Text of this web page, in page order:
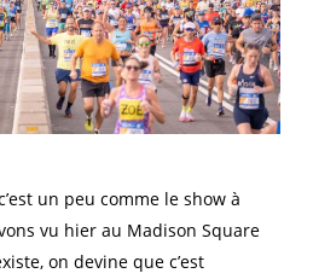
un peu comme le show à
vu hier au Madison Square
on devine que c’est